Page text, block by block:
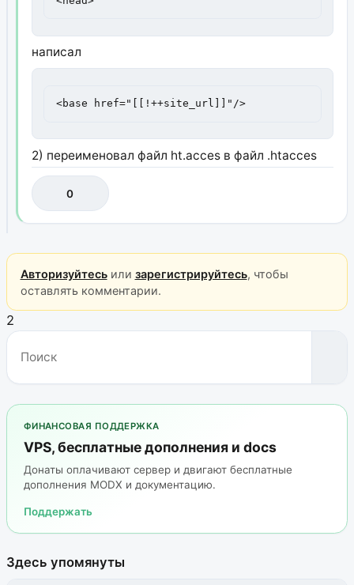
написал
<base href="[[!++site_url]]"/>
2) переименовал файл ht.acces в файл .htacces
0
Авторизуйтесьили зарегистрируйтесь, чтобы
оставлять комментарии.
2
ФИНАНСОВАЯ ПОДДЕРЖКА
VPS, бесплатные дополнения и docs
Донаты оплачивают сервер и двигают бесплатные
дополнения MODX и документацию.
Поддержать
Здесь упомянуты